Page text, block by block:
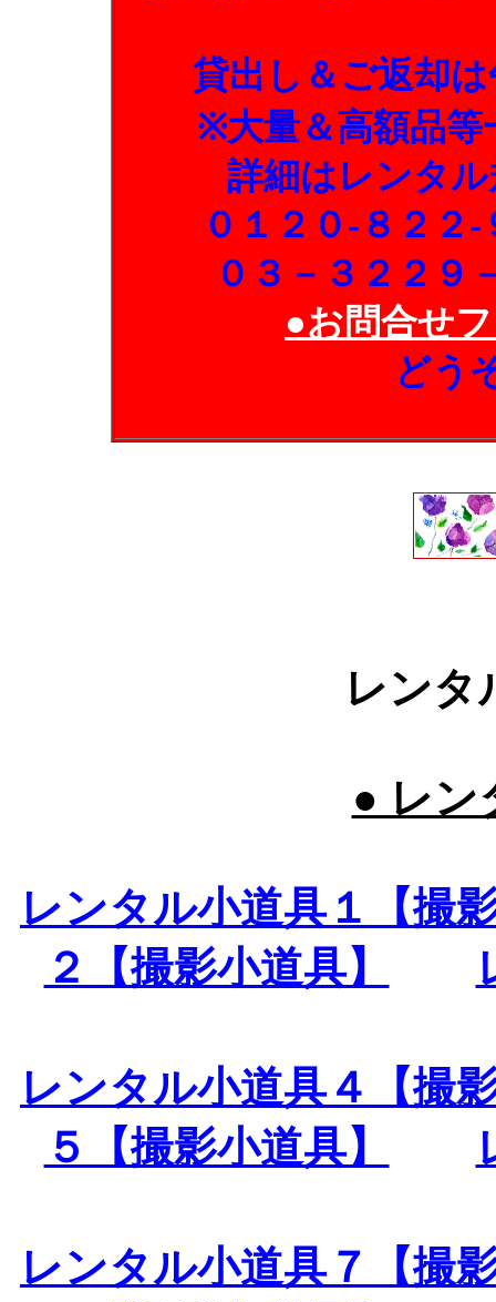
貸出し＆ご返却
※大量＆高額品等
詳細はレンタ
０１２０-８２２
０３－３２２９
●お問合せ
どう
レンタ
● レン
レンタル小道具１【撮
２【撮影小道具】
レンタル小道具４【撮
５【撮影小道具】
レンタル小道具７【撮